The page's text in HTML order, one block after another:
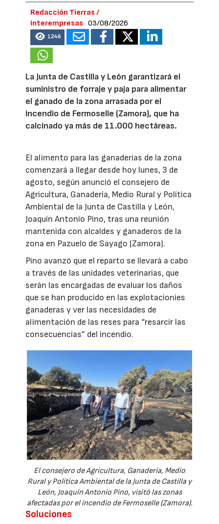
Redacción Tierras /
Interempresas
03/08/2026
1246
La Junta de Castilla y León garantizará el
suministro de forraje y paja para alimentar
el ganado de la zona arrasada por el
incendio de Fermoselle (Zamora), que ha
calcinado ya más de 11.000 hectáreas.
El alimento para las ganaderías de la zona
comenzará a llegar desde hoy lunes, 3 de
agosto, según anunció el consejero de
Agricultura, Ganadería, Medio Rural y Política
Ambiental de la Junta de Castilla y León,
Joaquín Antonio Pino, tras una reunión
mantenida con alcaldes y ganaderos de la
zona en Pazuelo de Sayago (Zamora).
Pino avanzó que el reparto se llevará a cabo
a través de las unidades veterinarias, que
serán las encargadas de evaluar los daños
que se han producido en las explotacionies
ganaderas y ver las necesidades de
alimentación de las reses para “resarcir las
consecuencias” del incendio.
El consejero de Agricultura, Ganadería, Medio
Rural y Política Ambiental de la Junta de Castilla y
León, Joaquín Antonio Pino, visitó las zonas
afectadas por el incendio de Fermoselle (Zamora).
Soluciones